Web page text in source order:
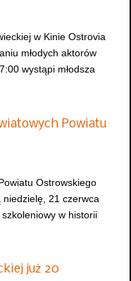
w Kinie Ostrovia
młodych aktorów
wystąpi młodsza
Powiatu
Ostrowskiego
21 czerwca
w historii
już 20